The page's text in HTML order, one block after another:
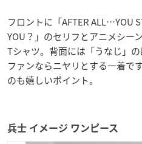
フロントに「AFTER ALL…YOU
YOU？」のセリフとアニメシー
Tシャツ。背面には「うなじ」の
ファンならニヤリとする一着で
のも嬉しいポイント。
兵士 イメージ ワンピース